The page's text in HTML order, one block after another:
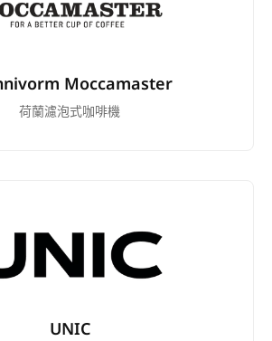
Moccamaster
荷蘭濾泡式咖啡機
UNIC